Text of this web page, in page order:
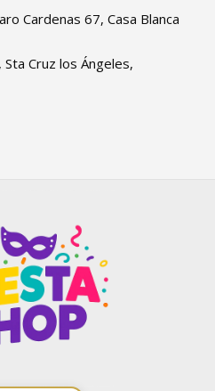
Cardenas 67, Casa Blanca
Sta Cruz los Ángeles,